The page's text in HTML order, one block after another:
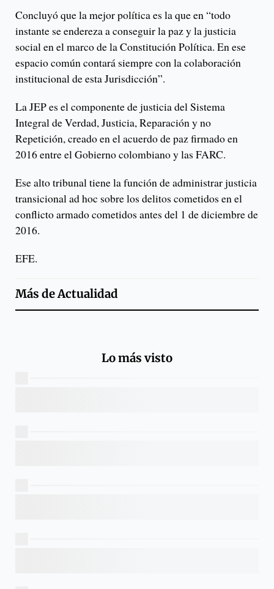
Concluyó que la mejor política es la que en “todo
instante se endereza a conseguir la paz y la justicia
social en el marco de la Constitución Política. En ese
espacio común contará siempre con la colaboración
institucional de esta Jurisdicción”.
La JEP es el componente de justicia del Sistema
Integral de Verdad, Justicia, Reparación y no
Repetición, creado en el acuerdo de paz firmado en
2016 entre el Gobierno colombiano y las FARC.
Ese alto tribunal tiene la función de administrar justicia
transicional ad hoc sobre los delitos cometidos en el
conflicto armado cometidos antes del 1 de diciembre de
2016.
EFE.
Más deActualidad
Lo más visto